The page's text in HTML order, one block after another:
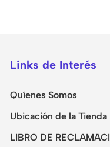
Links de Interés
Quíenes Somos
Ubicación de la Tienda
LIBRO DE